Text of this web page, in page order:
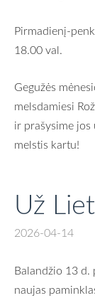
Pirmadienį-
18.00 val.
Gegužės
melsdamiesi
ir prašysime
melstis kartu!
Už
2026-04-14
Balandžio 13 d.
naujas